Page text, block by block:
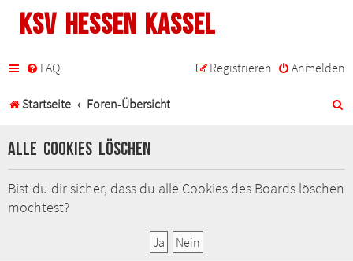
KSV Hessen Kassel
FAQ Anmelden
Registrieren
Startseite Foren-Übersicht
Alle Cookies löschen
Bist du dir sicher, dass du alle Cookies des Boards löschen
möchtest?